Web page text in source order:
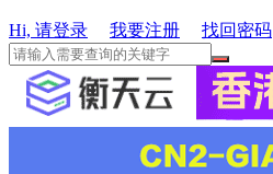
Hi, 请登录 我要注册 找回密码